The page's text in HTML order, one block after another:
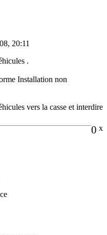
20:11
.
Installation non
vers la casse et interdire
0 x